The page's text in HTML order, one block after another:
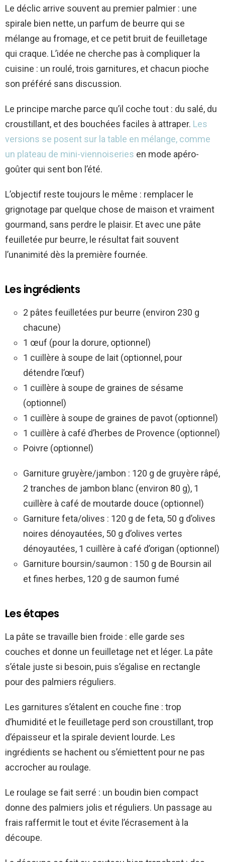
Le déclic arrive souvent au premier palmier : une
spirale bien nette, un parfum de beurre qui se
mélange au fromage, et ce petit bruit de feuilletage
qui craque. L’idée ne cherche pas à compliquer la
cuisine : un roulé, trois garnitures, et chacun pioche
son préféré sans discussion.
Le principe marche parce qu’il coche tout : du salé, du
croustillant, et des bouchées faciles à attraper. Les
versions se posent sur la table en mélange, comme
un plateau de mini-viennoiseries en mode apéro-
goûter qui sent bon l’été.
L’objectif reste toujours le même : remplacer le
grignotage par quelque chose de maison et vraiment
gourmand, sans perdre le plaisir. Et avec une pâte
feuilletée pur beurre, le résultat fait souvent
l’unanimité dès la première fournée.
Les ingrédients
2 pâtes feuilletées pur beurre (environ 230 g
chacune)
1 œuf (pour la dorure, optionnel)
1 cuillère à soupe de lait (optionnel, pour
détendre l’œuf)
1 cuillère à soupe de graines de sésame
(optionnel)
1 cuillère à soupe de graines de pavot (optionnel)
1 cuillère à café d’herbes de Provence (optionnel)
Poivre (optionnel)
Garniture gruyère/jambon : 120 g de gruyère râpé,
2 tranches de jambon blanc (environ 80 g), 1
cuillère à café de moutarde douce (optionnel)
Garniture feta/olives : 120 g de feta, 50 g d’olives
noires dénoyautées, 50 g d’olives vertes
dénoyautées, 1 cuillère à café d’origan (optionnel)
Garniture boursin/saumon : 150 g de Boursin ail
et fines herbes, 120 g de saumon fumé
Les étapes
La pâte se travaille bien froide : elle garde ses
couches et donne un feuilletage net et léger. La pâte
s’étale juste si besoin, puis s’égalise en rectangle
pour des palmiers réguliers.
Les garnitures s’étalent en couche fine : trop
d’humidité et le feuilletage perd son croustillant, trop
d’épaisseur et la spirale devient lourde. Les
ingrédients se hachent ou s’émiettent pour ne pas
accrocher au roulage.
Le roulage se fait serré : un boudin bien compact
donne des palmiers jolis et réguliers. Un passage au
frais raffermit le tout et évite l’écrasement à la
découpe.